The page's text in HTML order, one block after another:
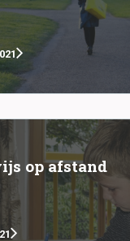
op afstand